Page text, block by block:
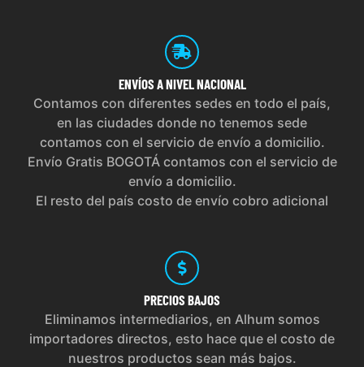
ENVÍOS A NIVEL NACIONAL
Contamos con diferentes sedes en todo el país,
en las ciudades donde no tenemos sede
contamos con el servicio de envío a domicilio.
Envío Gratis BOGOTÁ contamos con el servicio de
envío a domicilio.
El resto del país costo de envío cobro adicional
PRECIOS BAJOS
Eliminamos intermediarios, en Alhum somos
importadores directos, esto hace que el costo de
nuestros productos sean más bajos.